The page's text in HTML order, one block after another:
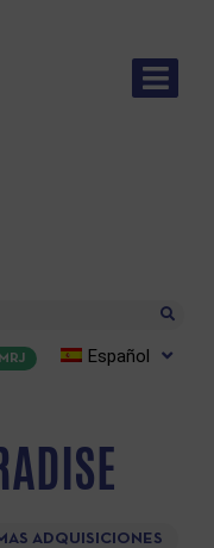
MRJ Español
ADQUISICIONES